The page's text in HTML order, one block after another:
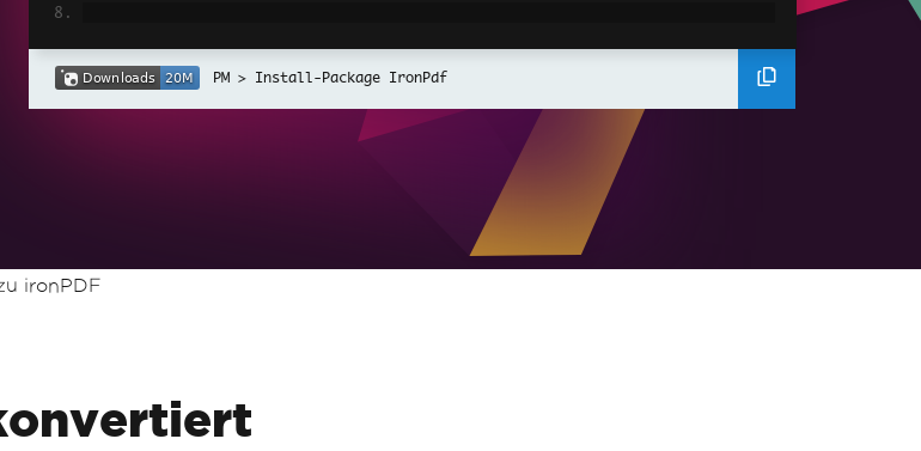
// Load external html assets: Images, CSS and JavaScript.
// An optional BasePath 'C:\site\assets\' is set as the file location to
g'>"
Install-Package IronPdf
ironPDF